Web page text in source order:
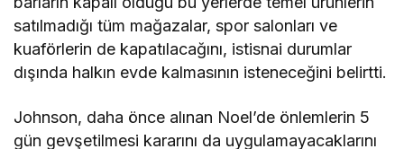
satılmadığı tüm mağazalar, spor salonları ve
kuaförlerin de kapatılacağını, istisnai durumlar
dışında halkın evde kalmasının isteneceğini belirtti.
Johnson, daha önce alınan Noel’de önlemlerin 5
gün gevşetilmesi kararını da uygulamayacaklarını